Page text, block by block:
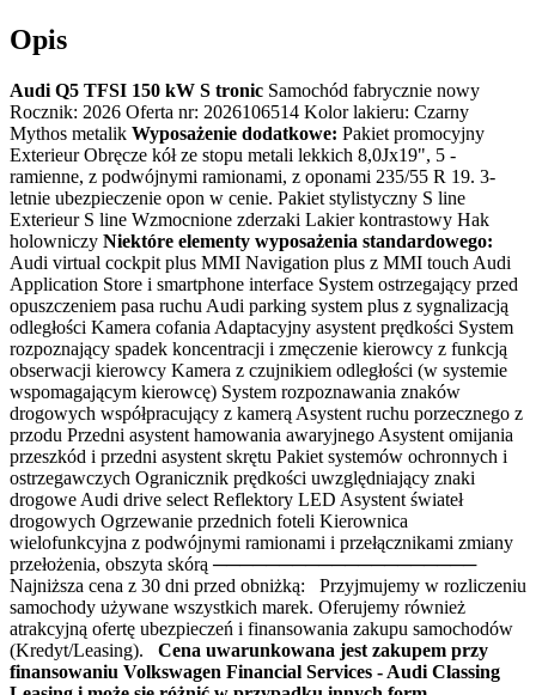
Opis
Audi Q5 TFSI 150 kW S tronic Samochód fabrycznie nowy
Rocznik: 2026 Oferta nr: 2026106514 Kolor lakieru: Czarny
Mythos metalik Wyposażenie dodatkowe: Pakiet promocyjny
Exterieur Obręcze kół ze stopu metali lekkich 8,0Jx19", 5 -
ramienne, z podwójnymi ramionami, z oponami 235/55 R 19. 3-
letnie ubezpieczenie opon w cenie. Pakiet stylistyczny S line
Exterieur S line Wzmocnione zderzaki Lakier kontrastowy Hak
holowniczy Niektóre elementy wyposażenia standardowego:
Audi virtual cockpit plus MMI Navigation plus z MMI touch Audi
Application Store i smartphone interface System ostrzegający przed
opuszczeniem pasa ruchu Audi parking system plus z sygnalizacją
odległości Kamera cofania Adaptacyjny asystent prędkości System
rozpoznający spadek koncentracji i zmęczenie kierowcy z funkcją
obserwacji kierowcy Kamera z czujnikiem odległości (w systemie
wspomagającym kierowcę) System rozpoznawania znaków
drogowych współpracujący z kamerą Asystent ruchu porzecznego z
przodu Przedni asystent hamowania awaryjnego Asystent omijania
przeszkód i przedni asystent skrętu Pakiet systemów ochronnych i
ostrzegawczych Ogranicznik prędkości uwzględniający znaki
drogowe Audi drive select Reflektory LED Asystent świateł
drogowych Ogrzewanie przednich foteli Kierownica
wielofunkcyjna z podwójnymi ramionami i przełącznikami zmiany
przełożenia, obszyta skórą ────────────────────
Najniższa cena z 30 dni przed obniżką: Przyjmujemy w rozliczeniu
samochody używane wszystkich marek. Oferujemy również
atrakcyjną ofertę ubezpieczeń i finansowania zakupu samochodów
(Kredyt/Leasing). Cena uwarunkowana jest zakupem przy
finansowaniu Volkswagen Financial Services - Audi Classing